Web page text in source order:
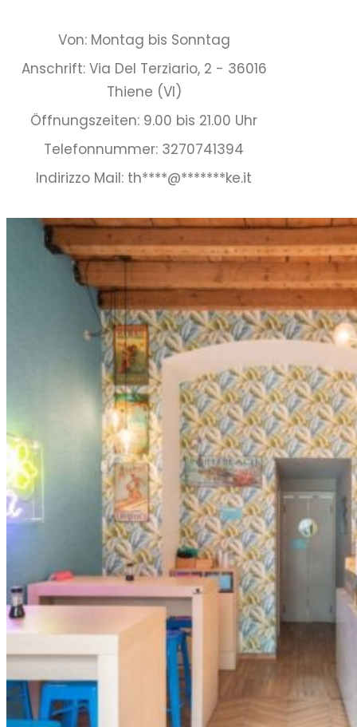
Von: Montag bis Sonntag
Anschrift: Via Del Terziario, 2 - 36016
Thiene (VI)
Öffnungszeiten: 9.00 bis 21.00 Uhr
Telefonnummer: 3270741394
Indirizzo Mail: th****@*******ke.it